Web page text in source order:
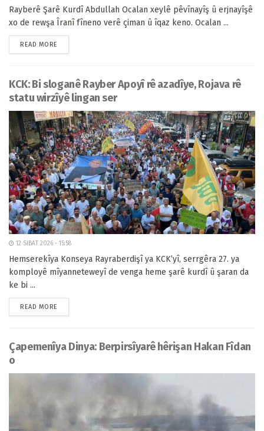
Rayberê Şarê Kurdî Abdullah Ocalan xeylê pêvînayîş û erjnayîşê
xo de rewşa Îranî fîneno verê çiman û îqaz keno. Ocalan ...
READ MORE
KCK: Bi sloganê Rayber Apoyî rê azadîye, Rojava rê
statu wirzîyê lingan ser
12 SIBAT 2026 - 15:58
Hemserekîya Konseya Rayraberdişî ya KCK’yî, serrgêra 27. ya
komployê mîyanneteweyî de venga heme şarê kurdî û şaran da
ke bi ...
READ MORE
Çapemenîya Dinya: Berpirsîyarê hêrişan Hakan Fîdan
o